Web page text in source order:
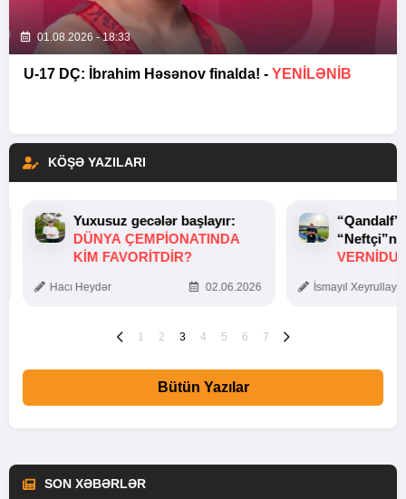
01.08.2026 - 18:33
U-17 DÇ: İbrahim Həsənov finalda! - YENİLƏNİB
KÖŞƏ YAZILARI
Yuxusuz gecələr başlayır:
DÜNYA ÇEMPIONATINDA
KIM FAVORITDIR?
Hacı Heydər 02.06.2026 İsmayıl
1 2 3 4 5 6 7
Bütün Yazılar
SON XƏBƏRLƏR